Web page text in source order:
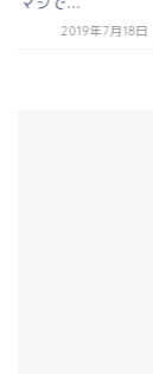
2019年7月18日